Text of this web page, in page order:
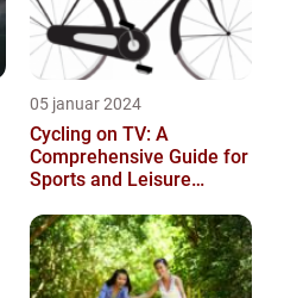
05 januar 2024
Cycling on TV: A
Comprehensive Guide for
Sports and Leisure